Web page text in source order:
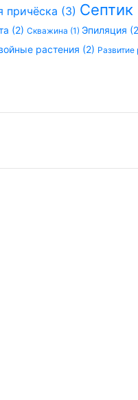
причёска (3) Септик
(2) Скважина (1) Эпиляция
растения (2) Развитие